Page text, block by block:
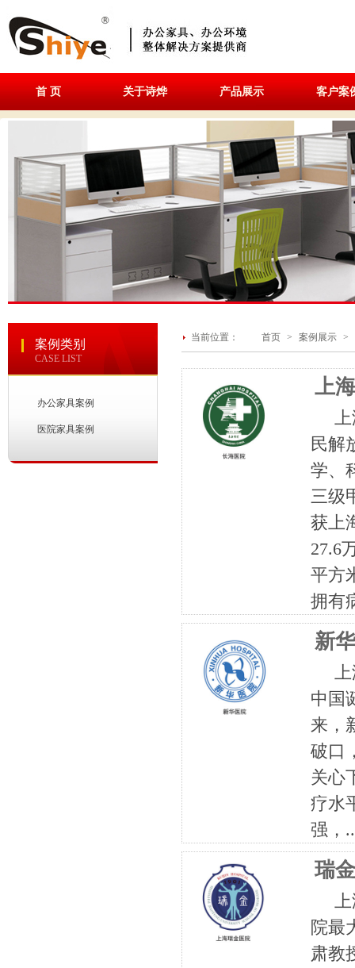
首 页 关于诗烨 产品展示 客户案
案例类别
CASE LIST
办公家具案例
医院家具案例
当前位置： 首页 > 案例展示 >
上
上
民解
学、
三级
获上
27.6
平方
拥有
新
上
中国
来，
破口
关心
疗水
强，
瑞
上
院最
肃教